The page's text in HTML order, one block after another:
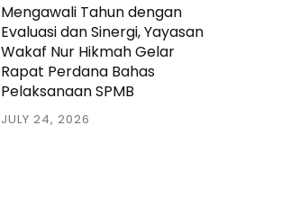
Mengawali Tahun dengan
Evaluasi dan Sinergi, Yayasan
Wakaf Nur Hikmah Gelar
Rapat Perdana Bahas
Pelaksanaan SPMB
JULY 24, 2026